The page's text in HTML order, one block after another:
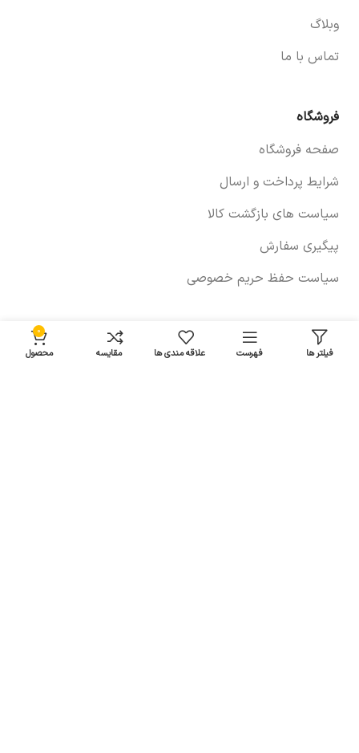
وبلاگ
تماس با ما
فروشگاه
صفحه فروشگاه
شرایط پرداخت و ارسال
سیاست های بازگشت کالا
پیگیری سفارش
سیاست حفظ حریم خصوصی
خودروها
فیلتر ها فهرست علاقه مندی ها مقایسه
0
محصول